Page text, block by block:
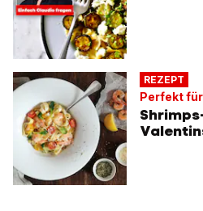
REZEPT
Perfekt